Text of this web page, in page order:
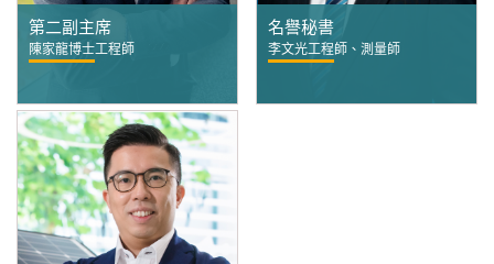
第二副主席
陳家龍博士工程師
名譽秘書
李文光工程師、測量師